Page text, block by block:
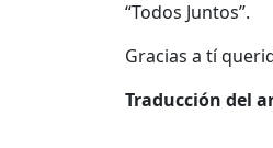
“Todos Juntos”.
Gracias a tí
Traducción del